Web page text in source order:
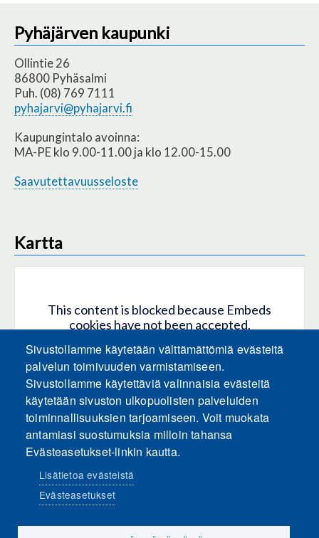
Pyhäjärven kaupunki
Ollintie 26
86800 Pyhäsalmi
Puh. (08) 769 7111
pyhajarvi@pyhajarvi.fi
Kaupungintalo avoinna:
MA-PE klo 9.00-11.00 ja klo 12.00-15.00
Saavutettavuusseloste
Kartta
This content is blocked because Embeds
cookies have not been accepted.
HYVÄKSY KAIKKI EVÄSTEET
Only accept Embeds cookies
Sosiaalinen media
Sivustollamme käytetään välttämättömiä evästeitä
palvelun toimivuuden varmistamiseen.
Sivustollamme käytettäviä valinnaisia evästeitä
käytetään sivuston ulkopuolisten palveluiden
toiminnallisuuksien tarjoamiseen. Voit muokata
antamiasi suostumuksia milloin tahansa
Evästeasetukset-linkin kautta.
Lisätietoa evästeistä
Evästeasetukset